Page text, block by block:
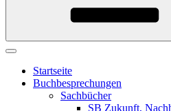
Startseite
Buchbesprechungen
Sachbücher
SB Zukunft,